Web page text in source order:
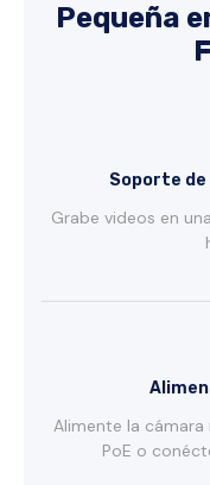
Pequeña
Soporte
Grabe videos en
Alimente la cámara
PoE o